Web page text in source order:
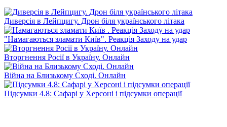
Диверсія в Лейпцигу. Дрон біля українського літака
"Намагаються зламати Київ". Реакція Заходу на удар
Вторгнення Росії в Україну. Онлайн
Війна на Близькому Сході. Онлайн
Підсумки 4.8: Сафарі у Херсоні і підсумки операції